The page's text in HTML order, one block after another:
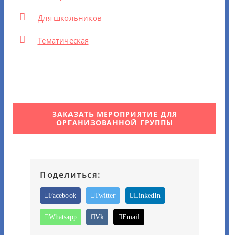
Для школьников
Тематическая
ЗАКАЗАТЬ МЕРОПРИЯТИЕ ДЛЯ
ОРГАНИЗОВАННОЙ ГРУППЫ
Поделиться:
Facebook Twitter LinkedIn
Whatsapp Vk Email